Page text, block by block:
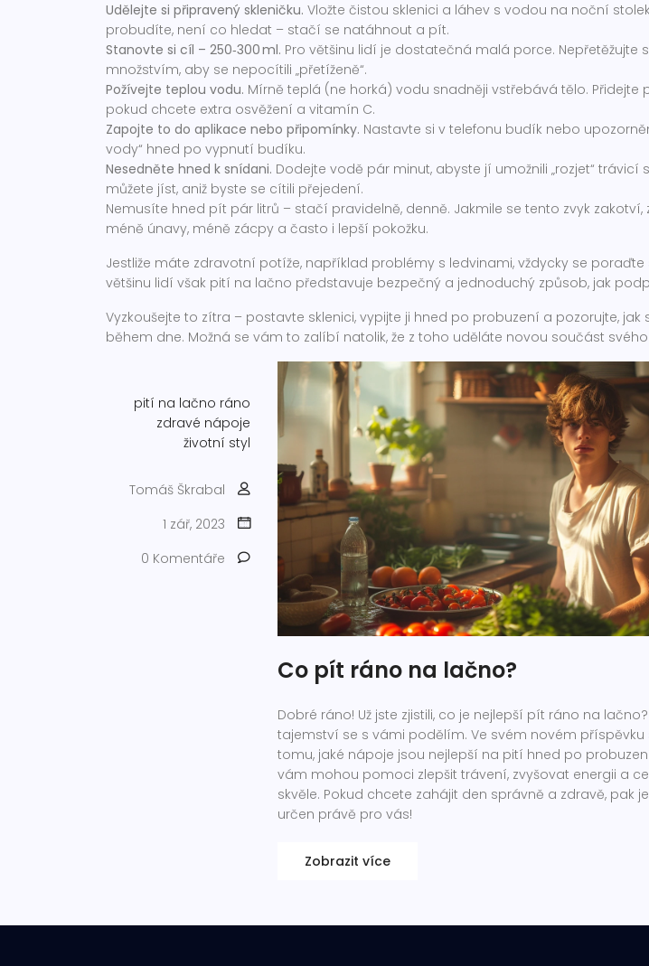
Udělejte si připravený skleničku. Vložte čistou sklenici a láhev s vodou na noční
probudíte, není co hledat – stačí se natáhnout a pít.
Stanovte si cíl – 250‑300 ml. Pro většinu lidí je dostatečná malá porce. Nepřetěžujte
množstvím, aby se nepocítili „přetíženě“.
Požívejte teplou vodu. Mírně teplá (ne horká) vodu snadněji vstřebává tělo. Přidejte
pokud chcete extra osvěžení a vitamín C.
Zapojte to do aplikace nebo připomínky. Nastavte si v telefonu budík nebo
vody“ hned po vypnutí budíku.
Nesedněte hned k snídani. Dodejte vodě pár minut, abyste jí umožnili „rozjet“ trávicí
můžete jíst, aniž byste se cítili přejedení.
Nemusíte hned pít pár litrů – stačí pravidelně, denně. Jakmile se tento zvyk zakotví,
méně únavy, méně zácpy a často i lepší pokožku.
Jestliže máte zdravotní potíže, například problémy s ledvinami, vždycky se poraďte
většinu lidí však pití na lačno představuje bezpečný a jednoduchý způsob, jak
Vyzkoušejte to zítra – postavte sklenici, vypijte ji hned po probuzení a pozorujte, jak
během dne. Možná se vám to zalíbí natolik, že z toho uděláte novou součást
pití na lačno ráno
zdravé nápoje
životní styl
Tomáš Škrabal
1 zář, 2023
0 Komentáře
Co pít ráno na lačno?
Dobré ráno! Už jste zjistili, co je nejlepší pít ráno na
tajemství se s vámi podělím. Ve svém novém
tomu, jaké nápoje jsou nejlepší na pití hned po
vám mohou pomoci zlepšit trávení, zvyšovat energii a
skvěle. Pokud chcete zahájit den správně a zdravě, pak
určen právě pro vás!
Zobrazit více